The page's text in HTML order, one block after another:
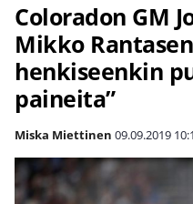
Coloradon GM
Mikko
henkiseenkin
paineita”
Miska Miettinen 09.09.2019